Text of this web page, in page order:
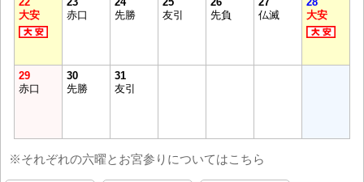
大安
赤口
先勝
友引
先負
仏滅
大安
29
赤口
30
先勝
31
友引
※それぞれの六曜とお宮参りについてはこちら